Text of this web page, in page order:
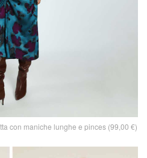
con maniche lunghe e pinces (99,00 €)